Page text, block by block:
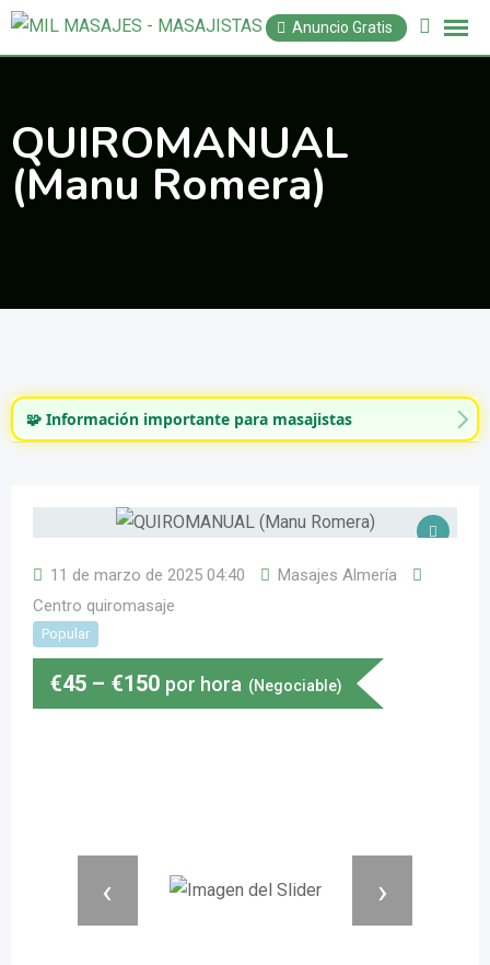
Saltar
Anuncio Gratis
QUIROMANUAL
(Manu Romera)
🧩 Información importante para masajistas
11 de marzo de 2025 04:40
Masajes Almería
Centro quiromasaje
Popular
€45 – €150 por hora (Negociable)
‹ ›